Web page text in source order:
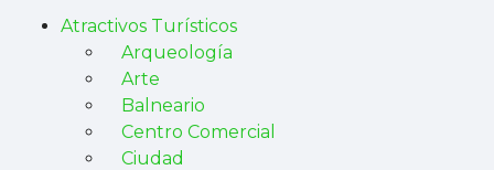
Atractivos Turísticos
Arqueología
Arte
Balneario
Centro Comercial
Ciudad